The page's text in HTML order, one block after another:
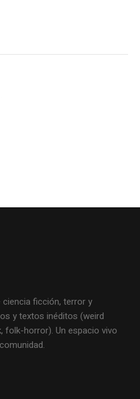
ficción, terror y
y textos inéditos (weird
folk-horror). Un espacio vivo